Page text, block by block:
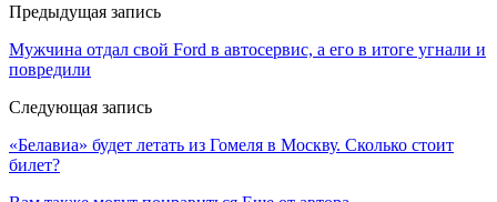
Предыдущая запись
Мужчина отдал свой Ford в автосервис, а его в итоге угнали и
повредили
Следующая запись
«Белавиа» будет летать из Гомеля в Москву. Сколько стоит
билет?